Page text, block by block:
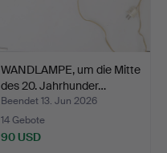
WANDLAMPE, um die Mitte
des 20. Jahrhunder…
Beendet 13. Jun 2026
14 Gebote
90 USD